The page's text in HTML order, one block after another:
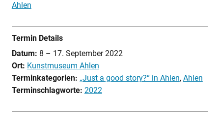
Ahlen
Termin Details
Datum: 8 – 17. September 2022
Ort: Kunstmuseum Ahlen
Terminkategorien: „Just a good story?“ in Ahlen, Ahlen
Terminschlagworte: 2022